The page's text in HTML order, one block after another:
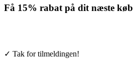
Få 15% rabat på dit næste køb
✓ Tak for tilmeldingen!